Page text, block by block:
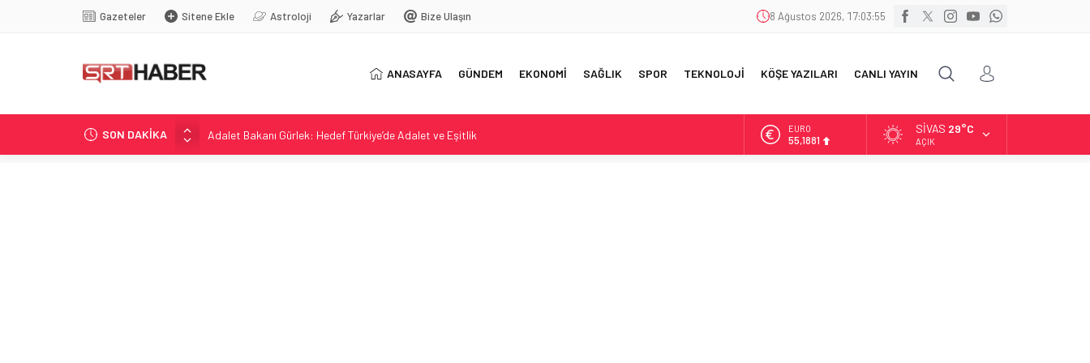
Gazeteler Sitene Ekle Astroloji Yazarlar Bize Ulaşın 8 Ağustos 2026, 17:03:56
ANASAYFA GÜNDEM EKONOMİ SAĞLIK SPOR TEKNOLOJİ KÖŞE YAZILARI CANLI YAYIN
SON DAKİKA
Adalet Bakanı Gürlek: Hedef Türkiye’de Adalet ve Eşitlik
İstanbul’da Bakanlar Esenyurt’ta temaslarda bulundu
ALTIN
6.660,55
SIVAS 29°C
AÇIK